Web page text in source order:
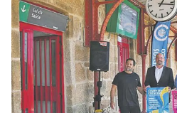
2019, SU PRIMERA GRANDE